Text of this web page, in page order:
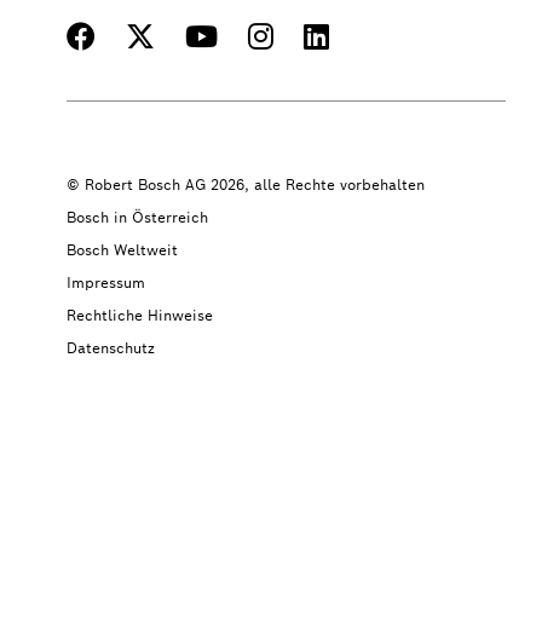
© Robert Bosch AG 2026, alle Rechte vorbehalten
Bosch in Österreich
Bosch Weltweit
Impressum
Rechtliche Hinweise
Datenschutz